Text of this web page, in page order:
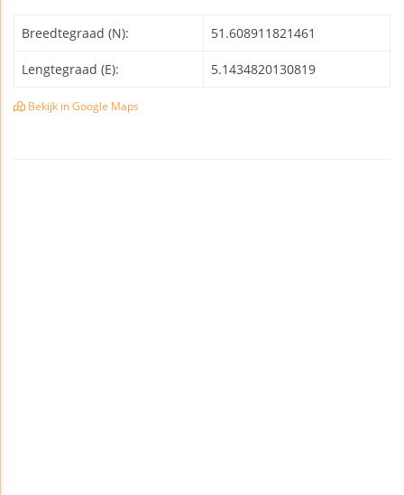
Breedtegraad (N): 51.608911821461
Lengtegraad (E): 5.1434820130819
Bekijk in Google Maps